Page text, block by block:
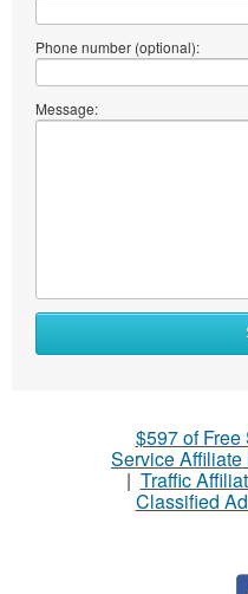
Phone number (optional):
Message:
What
$597 of Free
Service Affiliate
| Traffic
Classified